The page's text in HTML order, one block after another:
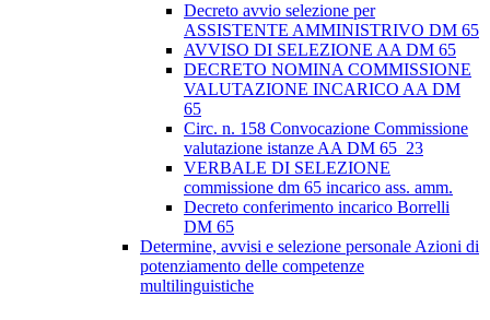
Decreto avvio selezione per
ASSISTENTE AMMINISTRIVO DM 65
AVVISO DI SELEZIONE AA DM 65
DECRETO NOMINA COMMISSIONE
VALUTAZIONE INCARICO AA DM
65
Circ. n. 158 Convocazione Commissione
valutazione istanze AA DM 65_23
VERBALE DI SELEZIONE
commissione dm 65 incarico ass. amm.
Decreto conferimento incarico Borrelli
DM 65
Determine, avvisi e selezione personale Azioni di
potenziamento delle competenze
multilinguistiche